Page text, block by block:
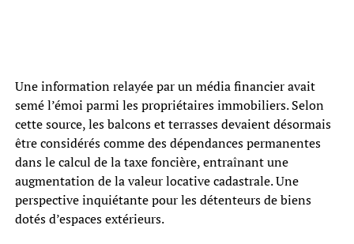
Une information relayée par un média financier avait
semé l’émoi parmi les propriétaires immobiliers. Selon
cette source, les balcons et terrasses devaient désormais
être considérés comme des dépendances permanentes
dans le calcul de la taxe foncière, entraînant une
augmentation de la valeur locative cadastrale. Une
perspective inquiétante pour les détenteurs de biens
dotés d’espaces extérieurs.